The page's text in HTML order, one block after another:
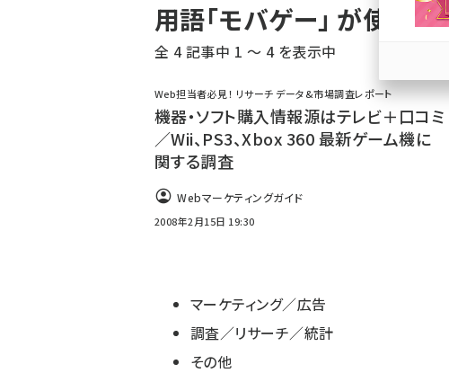
ン
く
ず
用語「モバゲー」 が使わ
全 4 記事中 1 ～ 4 を表示中
Web担当者必見！ リサーチ データ&市場調査レポート
機器・ソフト購入情報源はテレビ＋口コミ
／Wii、PS3、Xbox 360 最新ゲーム機に
関する調査
Webマーケティングガイド
2008年2月15日 19:30
マーケティング／広告
調査／リサーチ／統計
その他